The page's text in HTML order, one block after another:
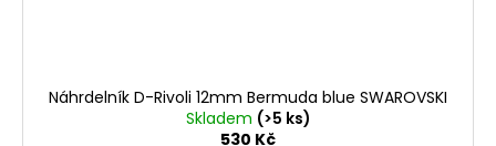
Náhrdelník D-Rivoli 12mm Bermuda blue SWAROVSKI
Skladem (>5 ks)
530 Kč